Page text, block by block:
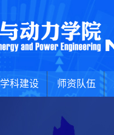
学科建设 师资队伍